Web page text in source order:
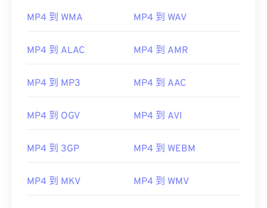
MP4 到 WMA MP4 到 WAV
MP4 到 ALAC MP4 到 AMR
MP4 到 MP3 MP4 到 AAC
MP4 到 OGV MP4 到 AVI
MP4 到 3GP MP4 到 WEBM
MP4 到 MKV MP4 到 WMV